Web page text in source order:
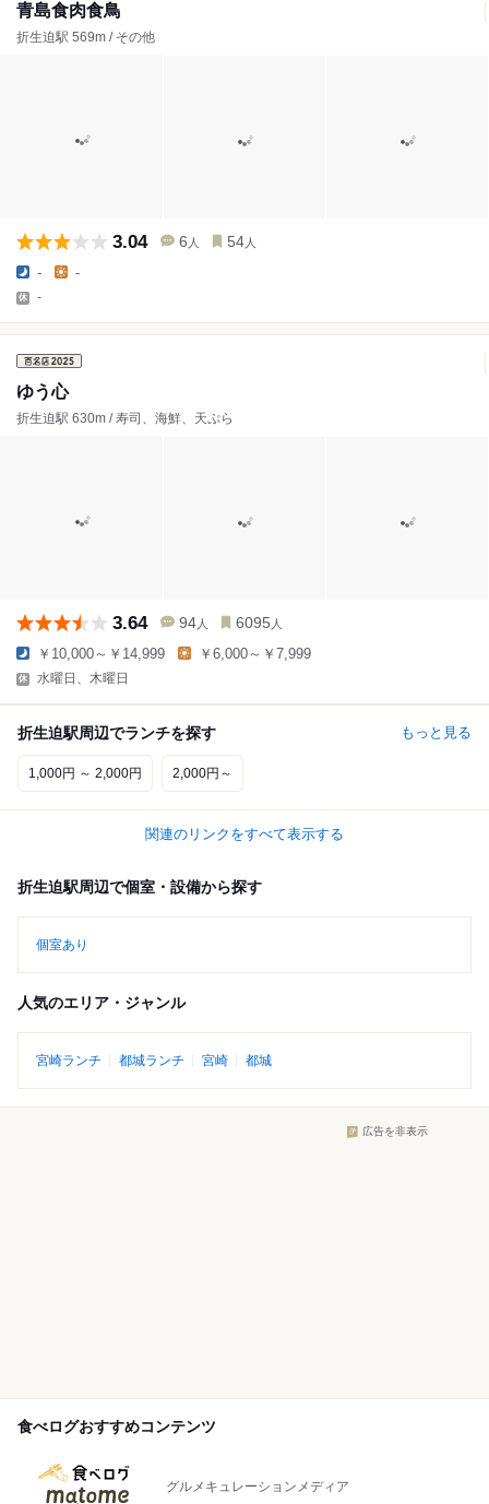
青島食肉食鳥
折生迫駅 569m / その他
3.04 6 人 54 人
- -
-
ゆう心
折生迫駅 630m / 寿司、海鮮、天ぷら
3.64 94 人 6095 人
￥10,000～￥14,999 ￥6,000～￥7,999
水曜日、木曜日
折生迫駅周辺でランチを探す もっと見る
1,000円 ～ 2,000円 2,000円～
関連のリンクをすべて表示する
折生迫駅周辺で個室・設備から探す
個室あり
人気のエリア・ジャンル
宮崎ランチ 都城ランチ 宮崎 都城
広告を非表示
食べログおすすめコンテンツ
グルメキュレーションメディア